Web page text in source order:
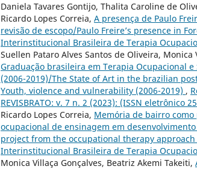
Daniela Tavares Gontijo, Thalita Caroline de
Ricardo Lopes Correia, A presença de Paulo
revisão de escopo/Paulo Freire’s presence in
Interinstitucional Brasileira de Terapia
Suellen Pataro Alves Santos de Oliveira,
Graduação brasileira em Terapia Ocupacional
(2006-2019)/The State of Art in the brazilian
Youth, violence and vulnerability (2006-2019) ,
REVISBRATO: v. 7 n. 2 (2023): (ISSN eletrônico
Ricardo Lopes Correia, Memória de bairro
ocupacional de ensinagem em
project from the occupational therapy
Interinstitucional Brasileira de Terapia
Monica Villaça Gonçalves, Beatriz Akemi Takeiti,